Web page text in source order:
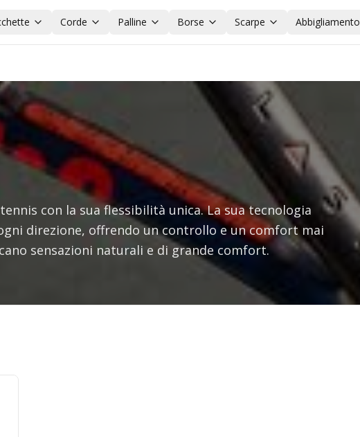
Corde Palline Borse Scarpe Abbigliamento
con la sua flessibilità unica. La sua tecnologia
direzione, offrendo un controllo e un comfort mai
sensazioni naturali e di grande comfort.